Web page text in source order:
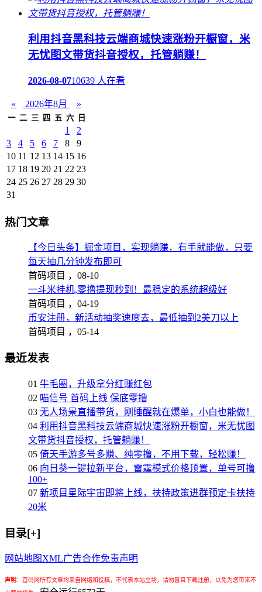
利用抖音黑科技云端商城快速涨粉开橱窗，米
无忧图文带货抖音授权，托管躺赚！
2026-08-0710639 人在看
« 2026年8月 »
一 二 三 四 五 六 日
1
2
3
4 5 6 7 8
9
10 11 12 13 14 15 16
17 18 19 20 21 22 23
24 25 26 27 28 29 30
31
热门文章
【今日头条】掘金项目，实现躺赚，有手就能做，只要
每天抽几分钟发布即可
首码项目 ， 08-10
一斗米挂机,零撸提现秒到！最稳定的系统超级好
首码项目 ， 04-19
币安注册，新活动抽奖速度去，最低抽到2美刀以上
首码项目 ， 05-14
最近发表
01 牛毛圈，升级拿分红赚红包
02 喵信号 首码上线 保底零撸
03 无人场景直播带货，刚睡醒就在爆单，小白也能做！
04 利用抖音黑科技云端商城快速涨粉开橱窗，米无忧图
文带货抖音授权，托管躺赚！
05 倚天手游多号多赚、纯零撸，不用下载，轻松赚！
06 向日葵一键拉新平台，雷霆模式价格顶置，单号可撸
100+
07 新项目星际宇宙即将上线，扶持政策进群预定卡扶持
20米
目录[+]
网站地图 XML广告合作免责声明
声明： 首码网所有文章均来自网络和投稿，不代表本站立场，请勿盲目下载注册，以免为您带来不